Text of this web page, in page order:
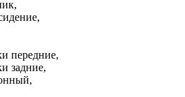
,
,
передние,
задние,
,